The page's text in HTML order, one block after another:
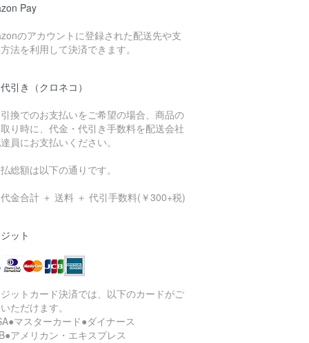
Pay
のアカウントに登録された配送先や支
法を利用して決済できます。
引き（クロネコ）
換でのお支払いをご希望の場合、商品の
り時に、代金・代引き手数料を配送会社
員にお支払いください。
総額は以下の通りです。
金合計 ＋ 送料 ＋ 代引手数料(￥300+税)
ット
ットカード決済では、以下のカードがご
ただけます。
マスターカード●ダイナース
アメリカン・エキスプレス